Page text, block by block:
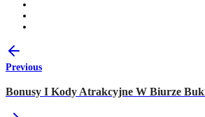
Previous
Bonusy I Kody Atrakcyjne W Biurze